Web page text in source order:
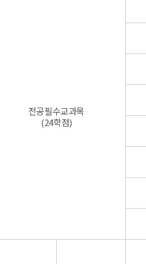
전공필수교과목
(24학점)